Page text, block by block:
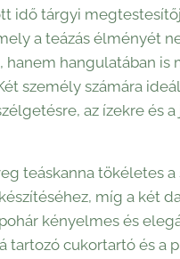
idő tárgyi
a teázás élményét
hanem hangulatában is
személy számára
az ízekre és
teáskanna tökéletes a
míg a két
kényelmes és
tartozó cukortartó és a